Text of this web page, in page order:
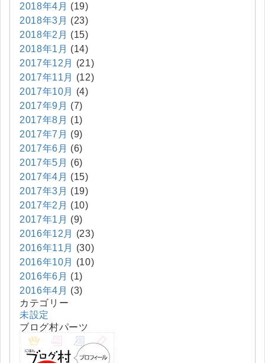
2018年4月 (19)
2018年3月 (23)
2018年2月 (15)
2018年1月 (14)
2017年12月
(21)
2017年11月
(12)
2017年10月
(4)
2017年9月 (7)
2017年8月 (1)
2017年7月 (9)
2017年6月 (6)
2017年5月 (6)
2017年4月 (15)
2017年3月 (19)
2017年2月 (10)
2017年1月 (9)
2016年12月
(23)
2016年11月
(30)
2016年10月
(10)
2016年6月 (1)
2016年4月 (3)
カテゴリー
未設定
ブログ村パーツ